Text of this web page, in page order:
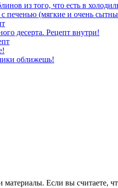
из того, что есть в
печенью (мягкие и очень
десерта. Рецепт внутри!
оближешь!
Если вы считаете,